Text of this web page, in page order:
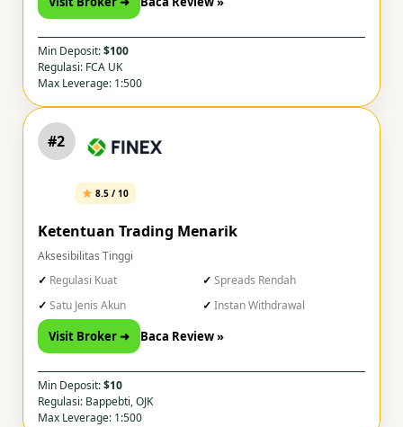
Min Deposit:$100
Regulasi: FCA UK
Max Leverage: 1:500
#2
8.5 / 10
Ketentuan Trading Menarik
Aksesibilitas Tinggi
Regulasi Kuat
Spreads Rendah
Satu Jenis Akun
Instan Withdrawal
Visit Broker ➜ Baca Review »
Min Deposit:$10
Regulasi: Bappebti, OJK
Max Leverage: 1:500